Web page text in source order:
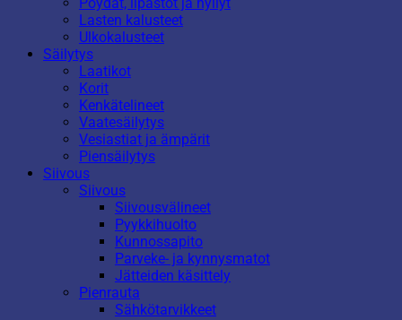
Lasten kalusteet
Ulkokalusteet
Säilytys
Laatikot
Korit
Kenkätelineet
Vaatesäilytys
Vesiastiat ja ämpärit
Piensäilytys
Siivous
Siivous
Siivousvälineet
Pyykkihuolto
Kunnossapito
Parveke- ja kynnysmatot
Jätteiden käsittely
Pienrauta
Sähkötarvikkeet